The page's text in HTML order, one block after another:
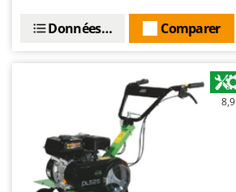
Comparer
Données techniques
8,9